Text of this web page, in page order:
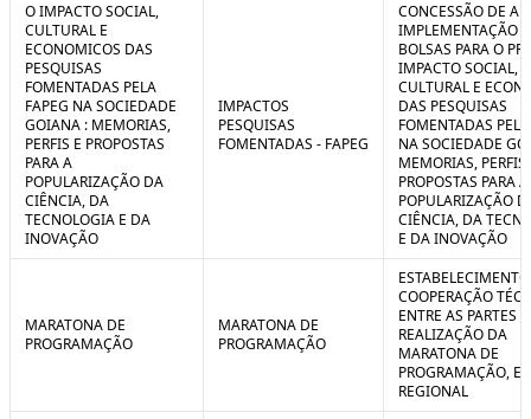
O IMPACTO SOCIAL,
CULTURAL E
ECONOMICOS DAS
PESQUISAS
FOMENTADAS PELA
FAPEG NA SOCIEDADE
GOIANA : MEMORIAS,
PERFIS E PROPOSTAS
PARA A
POPULARIZAÇÃO DA
CIÊNCIA, DA
TECNOLOGIA E DA
INOVAÇÃO
IMPACTOS
PESQUISAS
FOMENTADAS - FAPEG
CONCESSÃO DE
IMPLEMENTAÇÃO
BOLSAS PARA O
IMPACTO SOCIAL,
CULTURAL E
DAS PESQUISAS
FOMENTADAS
NA SOCIEDADE
MEMORIAS, PERFIS
PROPOSTAS PARA A
POPULARIZAÇÃO
CIÊNCIA, DA
E DA INOVAÇÃO
MARATONA DE
PROGRAMAÇÃO
MARATONA DE
PROGRAMAÇÃO
COOPERAÇÃO
ENTRE AS PARTES
REALIZAÇÃO DA
MARATONA DE
PROGRAMAÇÃO,
REGIONAL